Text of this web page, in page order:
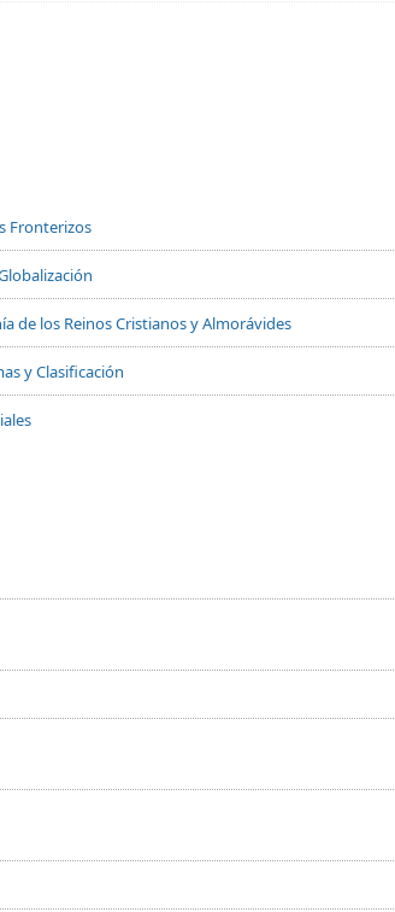
Fronterizos
de los Reinos Cristianos y Almorávides
y Clasificación